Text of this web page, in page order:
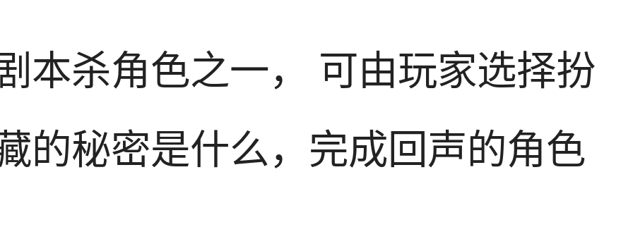
本杀角色之一， 可由玩家选择扮
的秘密是什么，完成回声的角色